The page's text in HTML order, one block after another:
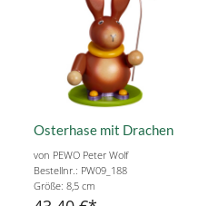
Osterhase mit Drachen
von PEWO Peter Wolf
Bestellnr.: PW09_188
Größe: 8,5 cm